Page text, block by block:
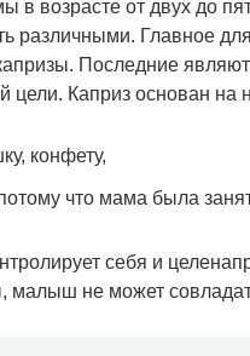
в возрасте от двух до
различными. Главное
Последние
цели. Каприз основан на
конфету,
что мама была
себя и
малыш не может